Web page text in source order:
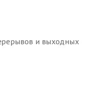
и выходных